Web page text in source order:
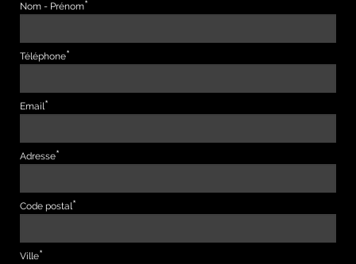
Nom - Prénom
Téléphone
Email
Adresse
Code postal
Ville